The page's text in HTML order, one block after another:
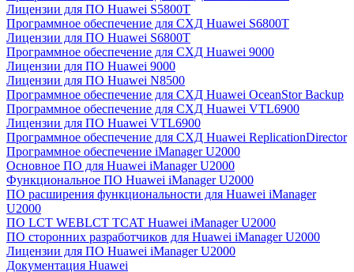
Лицензии для ПО Huawei S5800T
Программное обеспечение для СХД Huawei S6800T
Лицензии для ПО Huawei S6800T
Программное обеспечение для СХД Huawei 9000
Лицензии для ПО Huawei 9000
Лицензии для ПО Huawei N8500
Программное обеспечение для СХД Huawei OceanStor Backup
Программное обеспечение для СХД Huawei VTL6900
Лицензии для ПО Huawei VTL6900
Программное обеспечение для СХД Huawei ReplicationDirector
Программное обеспечение iManager U2000
Основное ПО для Huawei iManager U2000
Функциональное ПО Huawei iManager U2000
ПО расширения функциональности для Huawei iManager
U2000
ПО LCT WEBLCT TCAT Huawei iManager U2000
ПО сторонних разработчиков для Huawei iManager U2000
Лицензии для ПО Huawei iManager U2000
Документация Huawei